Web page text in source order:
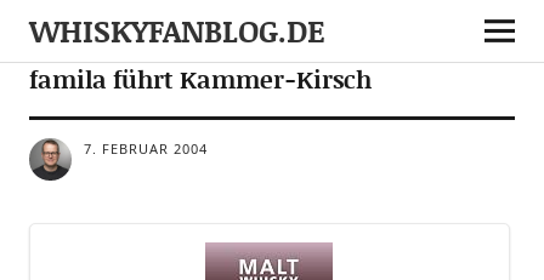
WHISKYFANBLOG.DE
DEALS
famila führt Kammer-Kirsch
7. FEBRUAR 2004